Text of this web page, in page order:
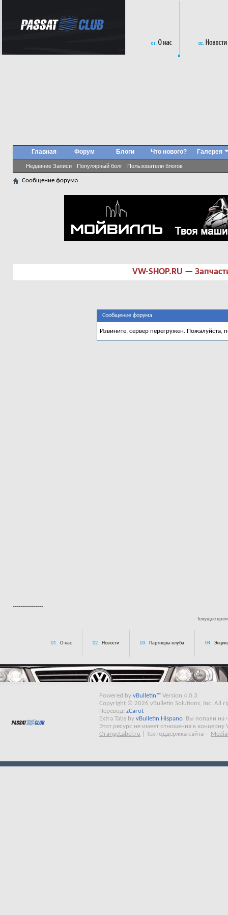
Главная Форум Блоги
Недавние Записи Популярный болг Пользователи блогов
Что нового? Галерея
Сообщение форума
VW-SHOP.RU —
Сообщение форума
Извините, сервер перегружен. Пожалуйста,
---------------
Текущее
01. О нас 02. Новости 03. Партнеры клуба 04.
Powered by vBulletin™ Version 4.0.3
Copyright © 2026 vBulletin Solutions, Inc. All
Перевод: zCarot
Extra Tabs by vBulletin Hispano
Вы попали на
Этот ресурс не имеет отношения к концерну
OrangeLabel.ru
Техподдержка сайта --